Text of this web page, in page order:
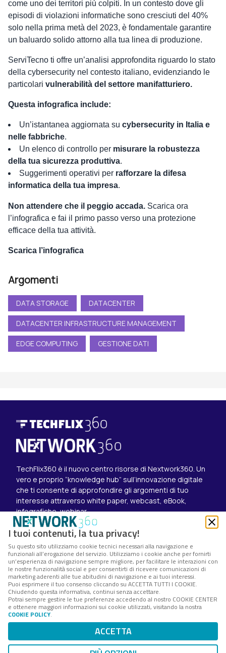
come uno dei territori più colpiti. In un contesto dove gli
episodi di violazioni informatiche sono cresciuti del 40%
solo nella prima metà del 2023, è fondamentale garantire
un baluardo solido attorno alla tua linea di produzione.
ServiTecno ti offre un’analisi approfondita riguardo lo stato
della cybersecurity nel contesto italiano, evidenziando le
particolari vulnerabilità del settore manifatturiero.
Questa infografica include:
Un’istantanea aggiornata su cybersecurity in Italia e
nelle fabbriche.
Un elenco di controllo per misurare la robustezza
della tua sicurezza produttiva.
Suggerimenti operativi per rafforzare la difesa
informatica della tua impresa.
Non attendere che il peggio accada. Scarica ora
l’infografica e fai il primo passo verso una protezione
efficace della tua attività.
Scarica l’infografica
Argomenti
DATA STORAGE DATACENTER
DATACENTER INFRASTRUCTURE MANAGEMENT
EDGE COMPUTING GESTIONE DATI
TechFlix360 è il nuovo centro risorse di Nextwork360. Un
vero e proprio “knowledge hub” sull’innovazione digitale
che ti consente di approfondire gli argomenti di tuo
interesse attraverso white paper, webcast, eBook,
infografiche, webinar.
Esplora i contenuti
Canali
White paper
Eventi on demand
Eventi futuri
Seguici su
Twitter
LinkedIn
Instagram
Nextwork360 – Codice fiscale e Partita IVA 13868590962
– © 2025 Nextwork360. ALL RIGHTS RESERVED.
Cookie Center–Cookie Policy–Privacy Policy
I tuoi contenuti, la tua privacy!
Su questo sito utilizziamo cookie tecnici necessari alla navigazione e
funzionali all’erogazione del servizio. Utilizziamo i cookie anche per fornirti
un’esperienza di navigazione sempre migliore, per facilitare le interazioni con
le nostre funzionalità social e per consentirti di ricevere comunicazioni di
marketing aderenti alle tue abitudini di navigazione e ai tuoi interessi.
Puoi esprimere il tuo consenso cliccando su ACCETTA TUTTI I COOKIE.
Chiudendo questa informativa, continui senza accettare.
Potrai sempre gestire le tue preferenze accedendo al nostro COOKIE CENTER
e ottenere maggiori informazioni sui cookie utilizzati, visitando la nostra
COOKIE POLICY.
ACCETTA